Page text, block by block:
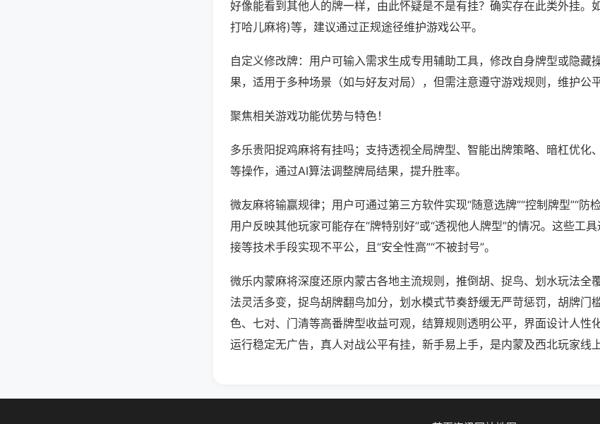
好像能看到其他人的牌一样，由此怀疑是不是有挂？确实存在此类外挂。
打哈儿麻将)等，建议通过正规途径维护游戏公平。
自定义修改牌：用户可输入需求生成专用辅助工具，修改自身牌型或隐藏
果，适用于多种场景（如与好友对局），但需注意遵守游戏规则，维护公平
聚焦相关游戏功能优势与特色！
多乐贵阳捉鸡麻将有挂吗；支持透视全局牌型、智能出牌策略、暗杠优化
等操作，通过AI算法调整牌局结果，提升胜率。
微友麻将输赢规律；用户可通过第三方软件实现“随意选牌”“控制牌型”“防
用户反映其他玩家可能存在“牌特别好”或“透视他人牌型”的情况。这些工
接等技术手段实现不平公，且“安全性高”“不被封号”。
微乐内蒙麻将深度还原内蒙古各地主流规则，推倒胡、捉鸟、划水玩法全
法灵活多变，捉鸟胡牌翻鸟加分，划水模式节奏舒缓无严苛惩罚，胡牌门
色、七对、门清等高番牌型收益可观，结算规则透明公平，界面设计人性
运行稳定无广告，真人对战公平有挂，新手易上手，是内蒙及西北玩家线